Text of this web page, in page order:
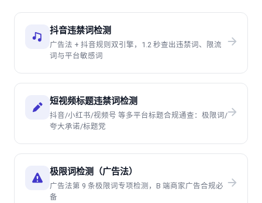
抖音违禁词检测
广告法 + 抖音规则双引擎，1.2 秒查出违禁词、限流
词与平台敏感词
短视频标题违禁词检测
抖音/小红书/视频号 等多平台标题合规通查：极限词/
夸大承诺/标题党
极限词检测（广告法）
广告法第 9 条极限词专项检测，B 端商家广告合规必
备